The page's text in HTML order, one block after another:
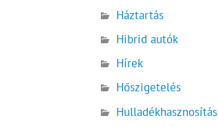
Háztartás
Hibrid autók
Hírek
Hőszigetelés
Hulladékhasznosítás